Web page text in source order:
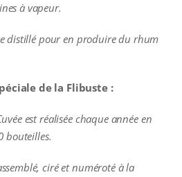
à vapeur.
distillé pour en produire du rhum
de la Flibuste :
est réalisée chaque année en
bouteilles.
ciré et numéroté à la